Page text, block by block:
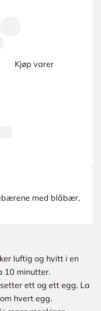
Kjøp varer
med blåbær,
luftig og hvitt i en
10 minutter.
ett og ett egg. La
hvert egg.